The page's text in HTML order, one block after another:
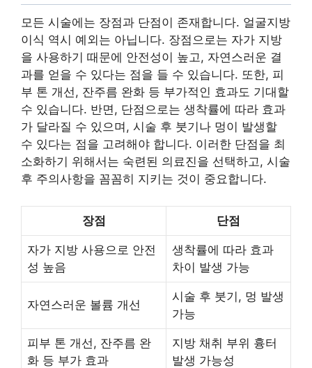
모든 시술에는 장점과 단점이 존재합니다. 얼굴지방
이식 역시 예외는 아닙니다. 장점으로는 자가 지방
을 사용하기 때문에 안전성이 높고, 자연스러운 결
과를 얻을 수 있다는 점을 들 수 있습니다. 또한, 피
부 톤 개선, 잔주름 완화 등 부가적인 효과도 기대할
수 있습니다. 반면, 단점으로는 생착률에 따라 효과
가 달라질 수 있으며, 시술 후 붓기나 멍이 발생할
수 있다는 점을 고려해야 합니다. 이러한 단점을 최
소화하기 위해서는 숙련된 의료진을 선택하고, 시술
후 주의사항을 꼼꼼히 지키는 것이 중요합니다.
장점 단점
자가 지방 사용으로 안전
성 높음
생착률에 따라 효과
차이 발생 가능
자연스러운 볼륨 개선
시술 후 붓기, 멍 발생
가능
피부 톤 개선, 잔주름 완
화 등 부가 효과
지방 채취 부위 흉터
발생 가능성